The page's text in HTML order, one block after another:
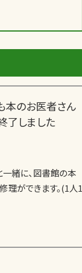
本のお医者さん
しました
緒に、図書館の本
理ができます。(1人1